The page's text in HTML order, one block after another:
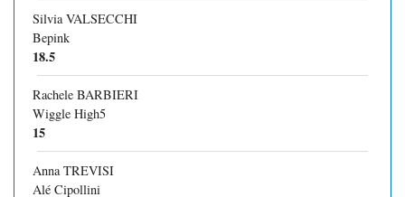
Silvia VALSECCHI
Bepink
18.5
Rachele BARBIERI
Wiggle High5
15
Anna TREVISI
Alé Cipollini